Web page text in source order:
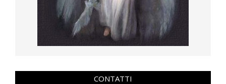
CONTATTI